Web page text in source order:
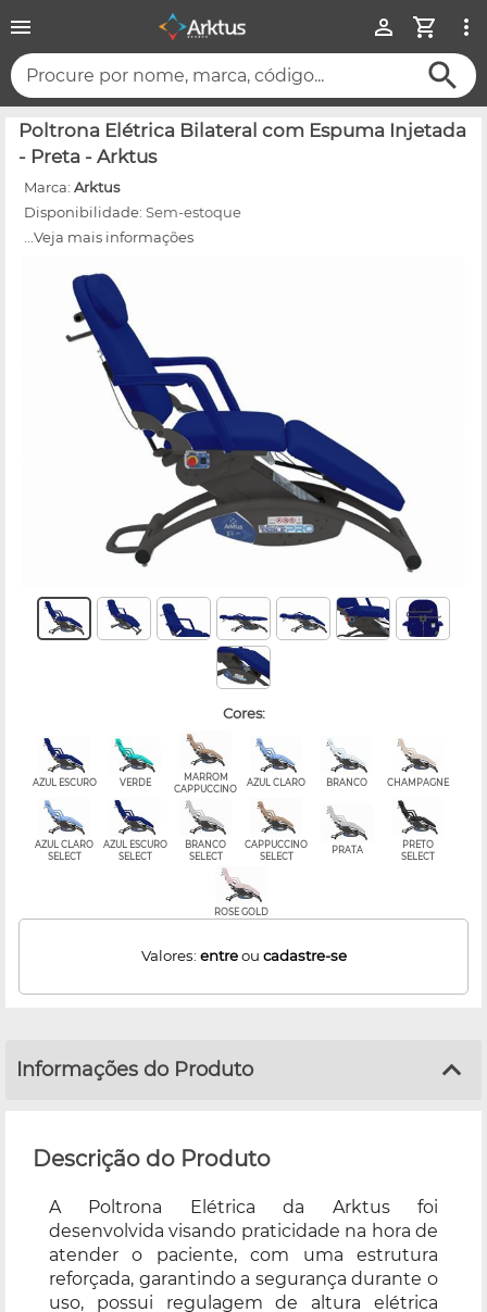
Procure por nome, marca, código...
Poltrona Elétrica Bilateral com Espuma Injetada
- Preta - Arktus
Marca: Arktus
Disponibilidade: Sem-estoque
...Veja mais informações
cores:
AZUL ESCURO VERDE
MARROM
CAPPUCCINO
AZUL CLARO BRANCO CHAMPAGNE
AZUL CLARO
SELECT
AZUL ESCURO
SELECT
BRANCO
SELECT
CAPPUCCINO
SELECT
PRATA
PRETO
SELECT
ROSE GOLD
Valores: entreou cadastre-se
Informações do Produto
Descrição do Produto
A Poltrona Elétrica da Arktus foi
desenvolvida visando praticidade na hora de
atender o paciente, com uma estrutura
reforçada, garantindo a segurança durante o
uso, possui regulagem de altura elétrica